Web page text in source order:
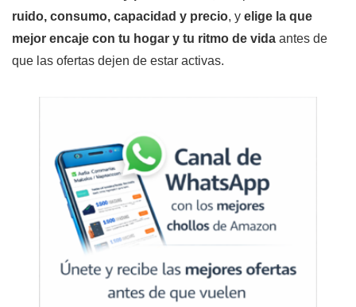
ruido, consumo, capacidad y precio, y elige la que
mejor encaje con tu hogar y tu ritmo de vida antes de
que las ofertas dejen de estar activas.